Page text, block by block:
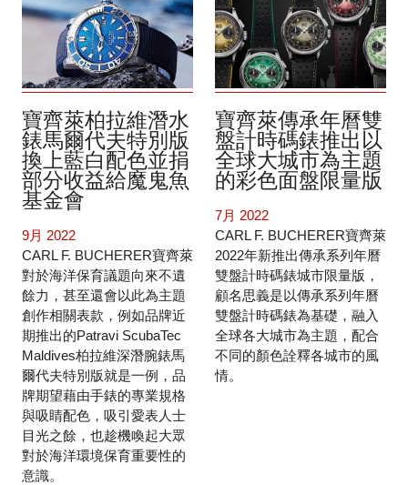
寶齊萊柏拉維潛水
錶馬爾代夫特別版
換上藍白配色並捐
部分收益給魔鬼魚
基金會
9月 2022
CARL F. BUCHERER寶齊萊
對於海洋保育議題向來不遺
餘力，甚至還會以此為主題
創作相關表款，例如品牌近
期推出的Patravi ScubaTec
Maldives柏拉維深潛腕錶馬
爾代夫特別版就是一例，品
牌期望藉由手錶的專業規格
與吸睛配色，吸引愛表人士
目光之餘，也趁機喚起大眾
對於海洋環境保育重要性的
意識。
寶齊萊傳承年曆雙
盤計時碼錶推出以
全球大城市為主題
的彩色面盤限量版
7月 2022
CARL F. BUCHERER寶齊萊
2022年新推出傳承系列年曆
雙盤計時碼錶城市限量版，
顧名思義是以傳承系列年曆
雙盤計時碼錶為基礎，融入
全球各大城市為主題，配合
不同的顏色詮釋各城市的風
情。